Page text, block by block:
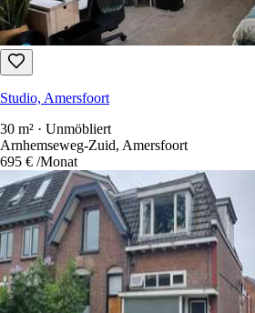
Studio, Amersfoort
30 m² · Unmöbliert
Arnhemseweg-Zuid, Amersfoort
695 € /Monat